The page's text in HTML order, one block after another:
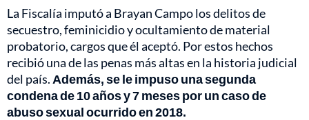
La Fiscalía imputó a Brayan Campo los delitos de
secuestro, feminicidio y ocultamiento de material
probatorio, cargos que él aceptó. Por estos hechos
recibió una de las penas más altas en la historia judicial
del país. Además, se le impuso una segunda
condena de 10 años y 7 meses por un caso de
abuso sexual ocurrido en 2018.